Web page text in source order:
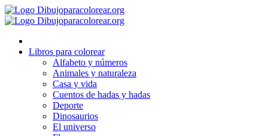
Ir
al
Libros para colorear
Alfabeto y números
Animales y naturaleza
Casa y vida
Cuentos de hadas y hadas
Deporte
Dinosaurios
El universo